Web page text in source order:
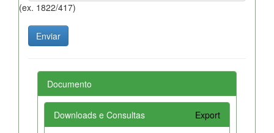
(ex. 1822/417)
Documento
Downloads e Consultas Export